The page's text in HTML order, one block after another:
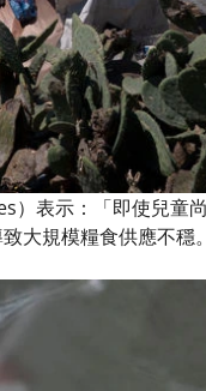
表示：「即使兒童
大規模糧食供應不